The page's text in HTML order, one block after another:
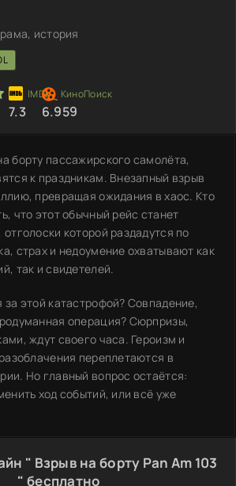
история
7.3 6.959
борту пассажирского самолёта,
к праздникам. Внезапный взрыв
превращая ожидания в хаос. Кто
что этот обычный рейс станет
которой раздадутся по
страх и недоумение охватывают как
так и свидетелей.
за этой катастрофой? Совпадение,
операция? Сюрпризы,
ждут своего часа. Героизм и
переплетаются в
Но главный вопрос остаётся:
ход событий, или всё уже
" Взрыв на борту Pan Am 103
" бесплатно